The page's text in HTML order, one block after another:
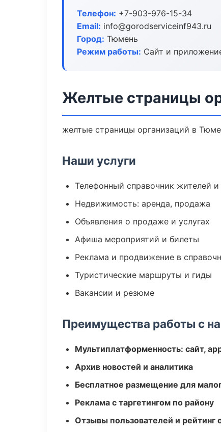
Телефон: +7-903-976-15-34
Email: info@gorodserviceinf943.ru
Город: Тюмень
Режим работы: Сайт и
Желтые страницы
желтые страницы организаций в
Наши услуги
Телефонный справочник жителей
Недвижимость: аренда, продажа
Объявления о продаже и услугах
Афиша мероприятий и билеты
Реклама и продвижение в
Туристические маршруты и гиды
Вакансии и резюме
Преимущества работы с
Мультиплатформенность: сайт,
Архив новостей и аналитика
Бесплатное размещение для
Реклама с таргетингом по району
Отзывы пользователей и рейтинг